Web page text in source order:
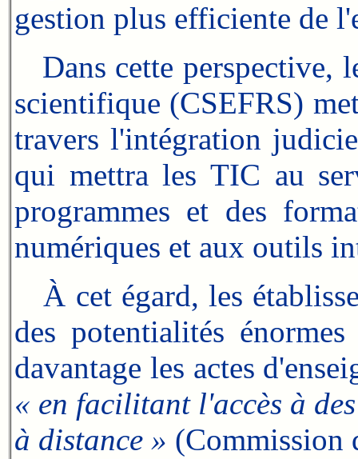
gestion plus efficiente de
Dans cette perspective,
scientifique (CSEFRS)
travers l'intégration
qui mettra les TIC au
programmes et des
numériques et aux outils
À cet égard, les
des potentialités
davantage les actes
« en facilitant l'accès à
à distance » (Commission